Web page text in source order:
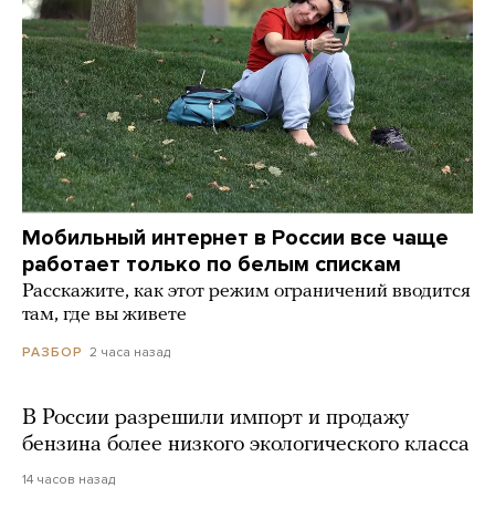
Мобильный интернет в России все чаще
работает только по белым спискам
Расскажите, как этот режим ограничений вводится
там, где вы живете
РАЗБОР 2 часа назад
В России разрешили импорт и продажу
бензина более низкого экологического класса
14 часов назад